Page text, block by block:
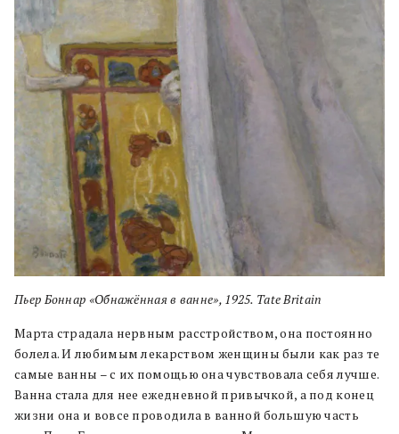
Пьер Боннар «Обнажённая в ванне», 1925. Tate Britain
Марта страдала нервным расстройством, она постоянно
болела. И любимым лекарством женщины были как раз те
самые ванны – с их помощью она чувствовала себя лучше.
Ванна стала для нее ежедневной привычкой, а под конец
жизни она и вовсе проводила в ванной большую часть